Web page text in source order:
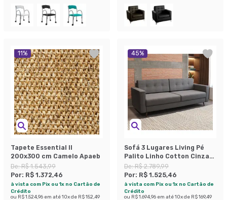
11%
Tapete Essential II
200x300 cm Camelo Apaeb
De:R$ 1.543,99
Por: R$ 1.372,46
à vista com Pix ou 1x no Cartão de
Crédito
ou R$ 1.524,96 em até10x de R$ 152,49
45%
Sofá 3 Lugares Living Pé
Palito Linho Cotton Cinza
180 cm
De:R$ 2.789,99
Por: R$ 1.525,46
à vista com Pix ou 1x no Cartão de
Crédito
ou R$ 1.694,96 em até10x de R$ 169,49